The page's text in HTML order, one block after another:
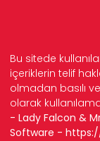
Bu sitede
içeriklerin telif
olmadan basılı
olarak
- Lady Falcon &
Software -